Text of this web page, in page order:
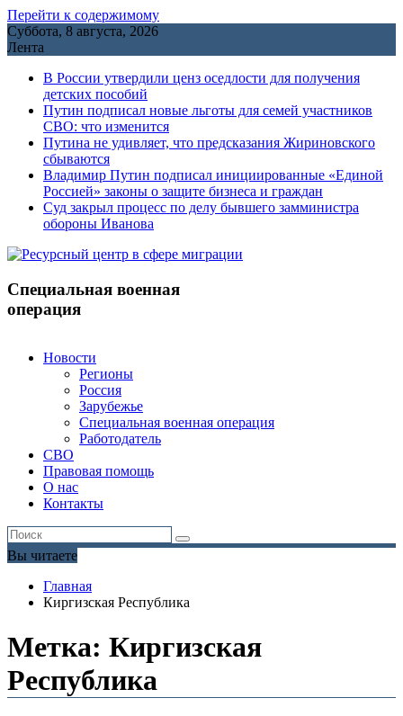
Перейти к содержимому
Суббота, 8 августа, 2026
Лента
В России утвердили ценз оседлости для получения
детских пособий
Путин подписал новые льготы для семей участников
СВО: что изменится
Путина не удивляет, что предсказания Жириновского
сбываются
Владимир Путин подписал инициированные «Единой
Россией» законы о защите бизнеса и граждан
Cуд закрыл процесс по делу бывшего замминистра
обороны Иванова
Специальная военная
операция
Новости
Регионы
Россия
Зарубежье
Специальная военная операция
Работодатель
СВО
Правовая помощь
О нас
Контакты
Вы читаете
Главная
Киргизская Республика
Метка: Киргизская
Республика